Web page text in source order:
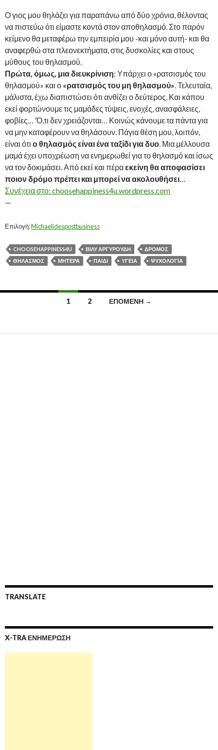
Ο γιος μου θηλάζει για παραπάνω από δύο χρόνια, θέλοντας
να πιστεύω ότι είμαστε κοντά στον αποθηλασμό. Στο παρόν
κείμενο θα μεταφέρω την εμπειρία μου -και μόνο αυτή- και θα
αναφερθώ στα πλεονεκτήματα, στις δυσκολίες και στους
μύθους του θηλασμού.
Πρώτα, όμως, μια διευκρίνιση: Υπάρχει ο «ρατσισμός του
θηλασμού» και ο «ρατσισμός του μη θηλασμού». Τελευταία,
μάλιστα, έχω διαπιστώσει ότι ανθίζει ο δεύτερος. Και κάπου
εκεί φορτώνουμε τις μαμάδες τύψεις, ενοχές, ανασφάλειες,
φοβίες… ‘Ό,τι δεν χρειάζονται… Κοινώς κάνουμε τα πάντα για
να μην καταφέρουν να θηλάσουν. Πάγια θέση μου, λοιπόν,
είναι ότι ο θηλασμός είναι ένα ταξίδι για δυο. Μια μέλλουσα
μαμά έχει υποχρέωση να ενημερωθεί για το θηλασμό και ίσως
να τον δοκιμάσει. Από εκεί και πέραεκείνη θα αποφασίσει
ποιον δρόμο πρέπει και μπορεί να ακολουθήσει…
Συνέχεια στο: choosehappiness4u.wordpress.com
—
Επιλογή:Michaelidespostbusiness
CHOOSEHAPPINESS4U ΒΊΛΥ ΑΡΓΥΡΟΎΔΗ
ΔΡΌΜΟΣ
ΘΗΛΑΣΜΌΣ
ΜΗΤΈΡΑ ΠΑΙΔΊ ΥΓΕΊΑ ΨΥΧΟΛΟΓΊΑ
1 2 ΕΠΌΜΕΝΗ →
TRANSLATE
X-TRA ΕΝΗΜΕΡΩΣΗ